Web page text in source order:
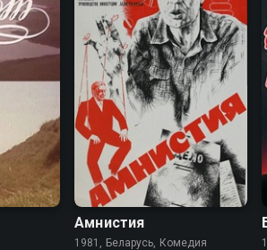
6.6
Амнистия
1981, Беларусь, Комедия